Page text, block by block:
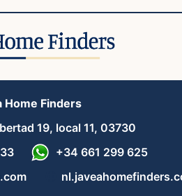
Home Finders
19, local 11, 03730
+34 661 299 625